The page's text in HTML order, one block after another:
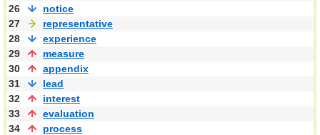
26
notice
27
representative
28
experience
29
measure
30
appendix
31
lead
32
interest
33
evaluation
34
process